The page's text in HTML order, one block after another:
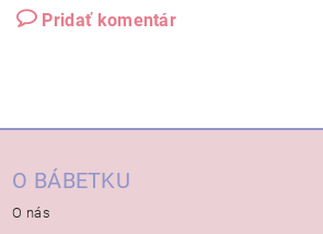
Pridať komentár
O BÁBETKU
O nás